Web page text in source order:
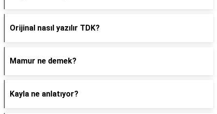
Orijinal nasıl yazılır TDK?
Mamur ne demek?
Kayla ne anlatıyor?